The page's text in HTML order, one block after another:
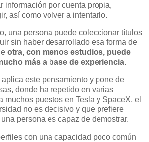
información por cuenta propia,
así como volver a intentarlo.
una persona puede coleccionar títulos
sin haber desarrollado esa forma de
otra, con menos estudios, puede
más a base de experiencia.
este pensamiento y pone de
donde ha repetido en varias
muchos puestos en Tesla y SpaceX, el
no es decisivo y que prefiere
persona es capaz de demostrar.
con una capacidad poco común